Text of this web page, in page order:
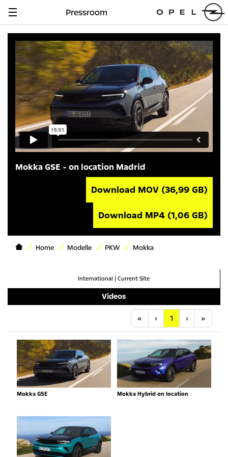
Navigation
Pressroom
Mokka GSE - on location Madrid
Download MOV (36,99 GB)
Download MP4 (1,06 GB)
Home Modelle PKW Mokka
International | Current Site
Videos
« Anfang
‹ Vorherige
1 ›Nächste
»
Mokka GSE Mokka Hybrid on location